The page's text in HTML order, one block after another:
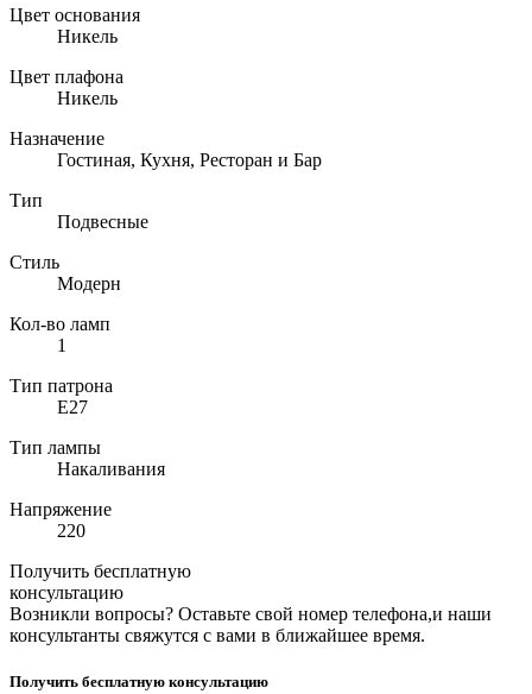
Цвет основания
Никель
Цвет плафона
Никель
Назначение
Гостиная, Кухня, Ресторан и Бар
Тип
Подвесные
Стиль
Модерн
Кол-во ламп
1
Тип патрона
E27
Тип лампы
Накаливания
Напряжение
220
Получить бесплатную
консультацию
Возникли вопросы? Оставьте свой номер телефона,и наши
консультанты свяжутся с вами в ближайшее время.
Получить бесплатную консультацию